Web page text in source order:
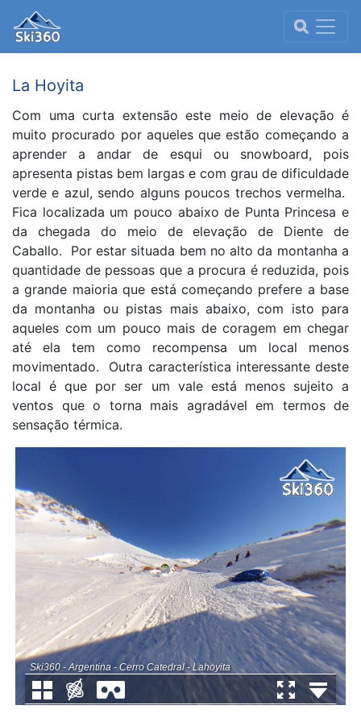
La Hoyita
Com uma curta extensão este meio de elevação é
muito procurado por aqueles que estão começando a
aprender a andar de esqui ou snowboard, pois
apresenta pistas bem largas e com grau de dificuldade
verde e azul, sendo alguns poucos trechos vermelha.
Fica localizada um pouco abaixo de Punta Princesa e
da chegada do meio de elevação de Diente de
Caballo. Por estar situada bem no alto da montanha a
quantidade de pessoas que a procura é reduzida, pois
a grande maioria que está começando prefere a base
da montanha ou pistas mais abaixo, com isto para
aqueles com um pouco mais de coragem em chegar
até ela tem como recompensa um local menos
movimentado. Outra característica interessante deste
local é que por ser um vale está menos sujeito a
ventos que o torna mais agradável em termos de
sensação térmica.
Ski360 - Argentina - Cerro Catedral - Lahoyita